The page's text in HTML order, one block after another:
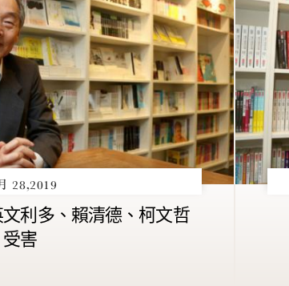
28,2019
文利多、賴清德、柯文哲
受害